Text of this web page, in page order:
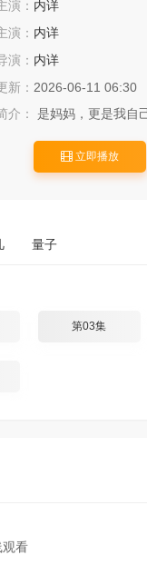
演： 内详
演： 内详
演： 内详
新： 2026-06-11 06:30
介：
是妈妈，更是我自
立即播放
量子
第03集
观看